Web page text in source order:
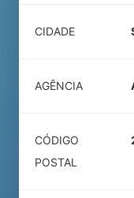
CIDADE
AGÊNCIA
CÓDIGO
POSTAL